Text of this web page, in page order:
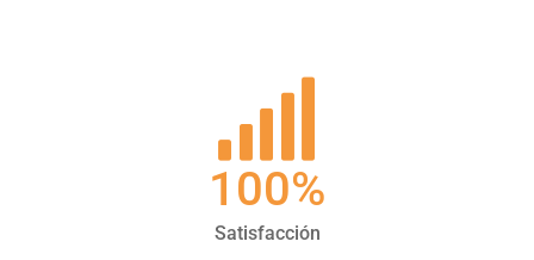
100%
Satisfacción